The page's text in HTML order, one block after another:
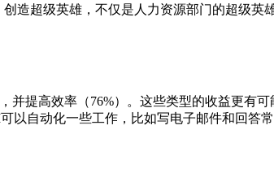
造超级英雄，不仅是人力资源部门的超级英
提高效率（76%）。这些类型的收益更有
以自动化一些工作，比如写电子邮件和回答